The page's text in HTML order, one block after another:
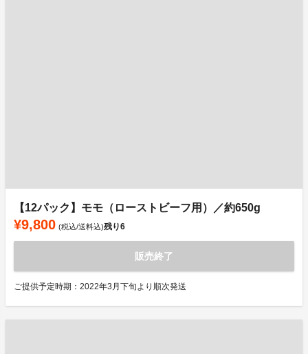
【12パック】モモ（ローストビーフ用）／約650g
¥9,800 (税込/送料込)残り6
販売終了
ご提供予定時期：2022年3月下旬より順次発送